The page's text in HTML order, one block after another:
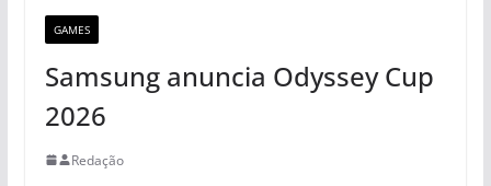
GAMES
Samsung anuncia Odyssey Cup
2026
Redação